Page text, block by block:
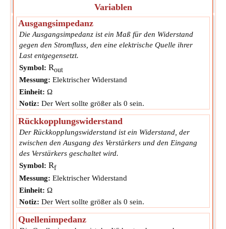
Variablen
Ausgangsimpedanz
Die Ausgangsimpedanz ist ein Maß für den Widerstand
gegen den Stromfluss, den eine elektrische Quelle ihrer
Last entgegensetzt.
Symbol: Rout
Messung: Elektrischer Widerstand
Einheit: Ω
Notiz: Der Wert sollte größer als 0 sein.
Rückkopplungswiderstand
Der Rückkopplungswiderstand ist ein Widerstand, der
zwischen den Ausgang des Verstärkers und den Eingang
des Verstärkers geschaltet wird.
Symbol: Rf
Messung: Elektrischer Widerstand
Einheit: Ω
Notiz: Der Wert sollte größer als 0 sein.
Quellenimpedanz